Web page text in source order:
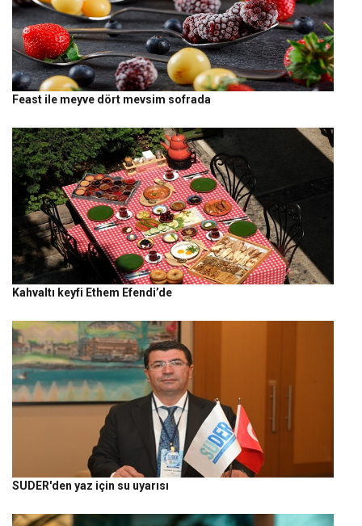
Feast ile meyve dört mevsim sofrada
Kahvaltı keyfi Ethem Efendi’de
SUDER'den yaz için su uyarısı